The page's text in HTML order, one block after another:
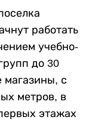
работать
учебно-
до 30
магазины, с
метров, в
этажах